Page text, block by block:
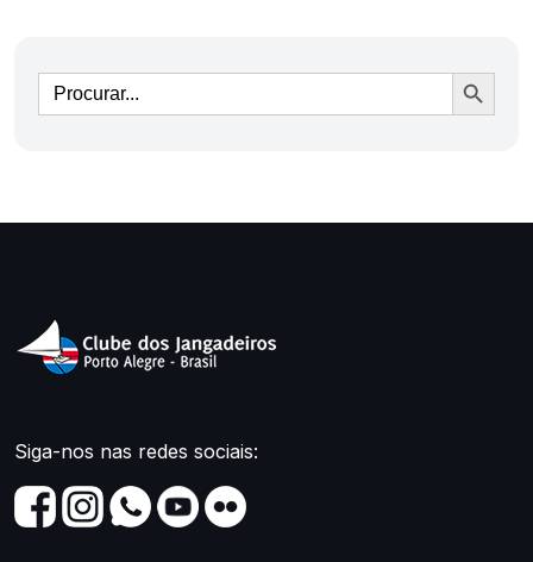
Ir
Siga-nos nas redes sociais: